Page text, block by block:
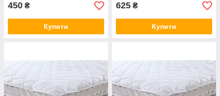
450 ₴
Купити
625 ₴
Купити